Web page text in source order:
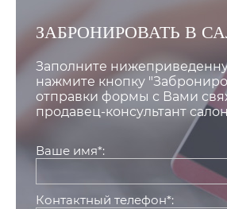
ЗАБРОНИРОВАТЬ В
Заполните
нажмите кнопку
отправки формы с Вами
продавец-консультант
Ваше имя*:
Контактный телефон*: